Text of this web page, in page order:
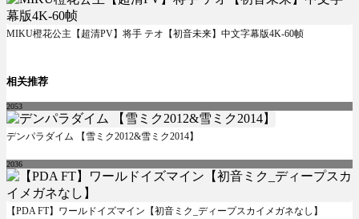
MIKU橙花公主【超清PV】将手 テオ【初音未来】中文字幕版4K-60帧
相关推荐
2053
デンパラダイム 【雪ミク2012&雪ミク2014】
2036
【PDA FT】ワールドイズマイン【初音ミク_ディープスカイメガネなし】